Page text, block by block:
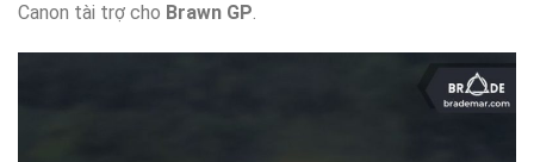
Canon tài trợ cho Brawn GP.